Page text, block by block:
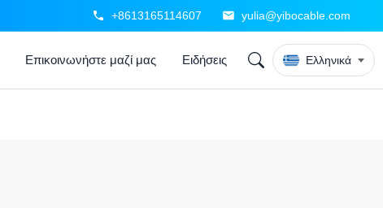
+8613165114607 yulia@yibocable.com
Επικοινωνήστε μαζί μας Ειδήσεις Ελληνικά